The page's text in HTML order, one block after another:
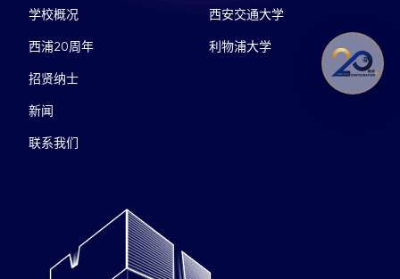
学校概况
西浦20周年
招贤纳士
新闻
联系我们
西安交通大学
利物浦大学